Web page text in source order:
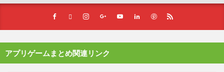
アプリゲームまとめ関連リンク